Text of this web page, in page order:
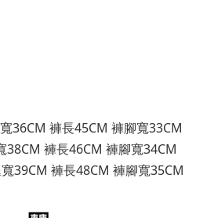
36CM 褲長45CM 褲腳寬33CM
38CM 褲長46CM 褲腳寬34CM
39CM 褲長48CM 褲腳寬35CM